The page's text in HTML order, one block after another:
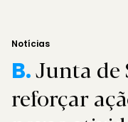
Notícias
B.Junta de
reforçar